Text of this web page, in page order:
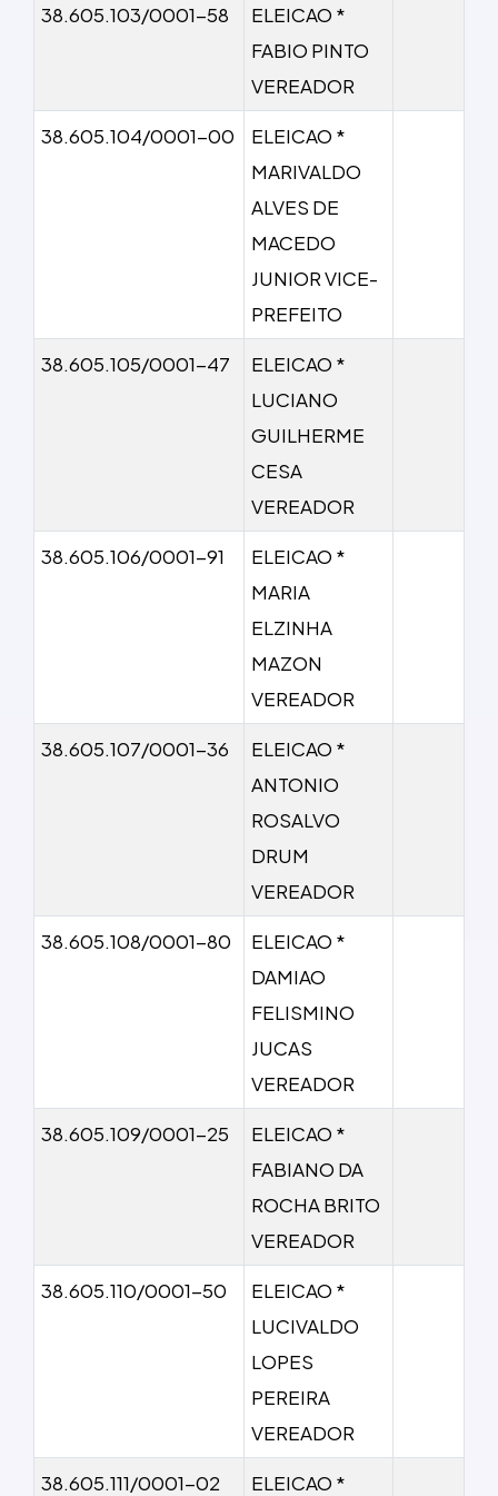
38.605.103/0001-58
ELEICAO *
FABIO PINTO
VEREADOR
38.605.104/0001-00
ELEICAO *
MARIVALDO
ALVES DE
MACEDO
JUNIOR VICE-
PREFEITO
38.605.105/0001-47
ELEICAO *
LUCIANO
GUILHERME
CESA
VEREADOR
38.605.106/0001-91
ELEICAO *
MARIA
ELZINHA
MAZON
VEREADOR
38.605.107/0001-36
ELEICAO *
ANTONIO
ROSALVO
DRUM
VEREADOR
38.605.108/0001-80
ELEICAO *
DAMIAO
FELISMINO
JUCAS
VEREADOR
38.605.109/0001-25
ELEICAO *
FABIANO DA
ROCHA BRITO
VEREADOR
38.605.110/0001-50
ELEICAO *
LUCIVALDO
LOPES
PEREIRA
VEREADOR
38.605.111/0001-02
ELEICAO *